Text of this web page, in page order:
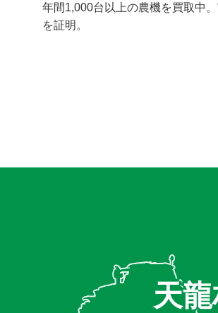
年間1,000台以上の農機を買取中
を証明。
天